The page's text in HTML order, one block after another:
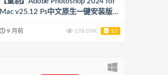
Mac v25.12 Ps中文原生一键安装版
9 月前 176.07K 10